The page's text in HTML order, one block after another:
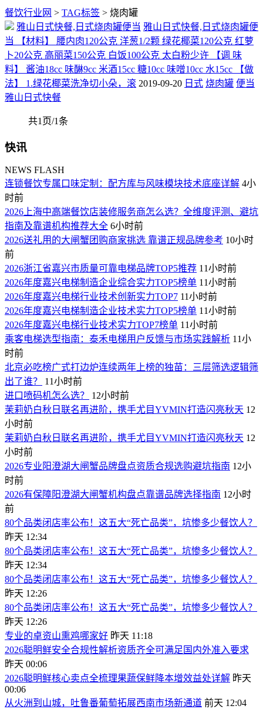
餐饮行业网 > TAG标签 > 烧肉罐
雅山日式快餐,日式烧肉罐便当 雅山日式快餐,日式烧肉罐便
当 【材料】 腰内肉120公克 洋葱1/2颗 绿花椰菜120公克 红萝
卜20公克 高丽菜150公克 白饭100公克 太白粉少许 【调 味
料】 酱油18cc 味醂9cc 米酒15cc 糖10cc 味噌10cc 水15cc 【做
法】 1.绿花椰菜洗净切小朵，滚 2019-09-20 日式 烧肉罐 便当
雅山日式快餐
共1页/1条
快讯
NEWS FLASH
连锁餐饮专属口味定制：配方库与风味模块技术底座详解 4小
时前
2026上海中高端餐饮店装修服务商怎么选？全维度评测、避坑
指南及靠谱机构推荐大全 6小时前
2026送礼用的大闸蟹团购商家挑选 靠谱正规品牌参考 10小时
前
2026浙江省嘉兴市质量可靠电梯品牌TOP5推荐 11小时前
2026年度嘉兴电梯制造企业综合实力TOP5榜单 11小时前
2026年度嘉兴电梯行业技术创新实力TOP7 11小时前
2026年度嘉兴电梯制造企业技术实力TOP5榜单 11小时前
2026年度嘉兴电梯行业技术实力TOP7榜单 11小时前
乘客电梯选型指南：泰禾电梯用户反馈与市场实践解析 11小
时前
北京必吃榜广式打边炉连续两年上榜的独苗：三层筛选逻辑筛
出了谁？
11小时前
进口喷码机怎么选？
12小时前
茉莉奶白秋日联名再进阶，携手尤目YVMIN打造闪亮秋天 12
小时前
茉莉奶白秋日联名再进阶，携手尤目YVMIN打造闪亮秋天 12
小时前
2026专业阳澄湖大闸蟹品牌盘点资质合规选购避坑指南 12小
时前
2026有保障阳澄湖大闸蟹机构盘点靠谱品牌选择指南 12小时
前
80个品类闭店率公布！这五大“死亡品类”，坑惨多少餐饮人？
昨天 12:34
80个品类闭店率公布！这五大“死亡品类”，坑惨多少餐饮人？
昨天 12:34
80个品类闭店率公布！这五大“死亡品类”，坑惨多少餐饮人？
昨天 12:26
80个品类闭店率公布！这五大“死亡品类”，坑惨多少餐饮人？
昨天 12:26
专业的卓资山熏鸡哪家好 昨天 11:18
2026聪明鲜安全合规性解析资质齐全可满足国内外准入要求
昨天 00:06
2026聪明鲜核心卖点全梳理果蔬保鲜降本增效益处详解 昨天
00:06
从火洲到山城，吐鲁番葡萄拓展西南市场新通道 前天 12:04